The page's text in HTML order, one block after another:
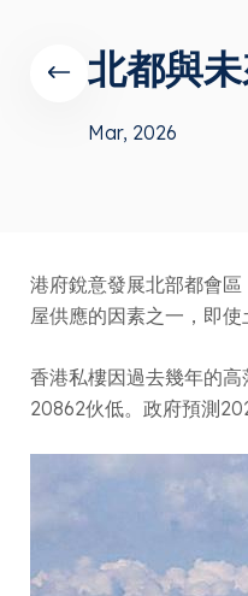
北都與
Mar, 2026
港府銳意發展北部都會
屋供應的因素之一，即使
香港私樓因過去幾年的
20862伙低。政府預測